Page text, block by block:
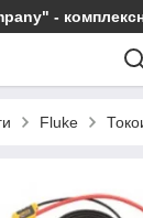
-
Fluke